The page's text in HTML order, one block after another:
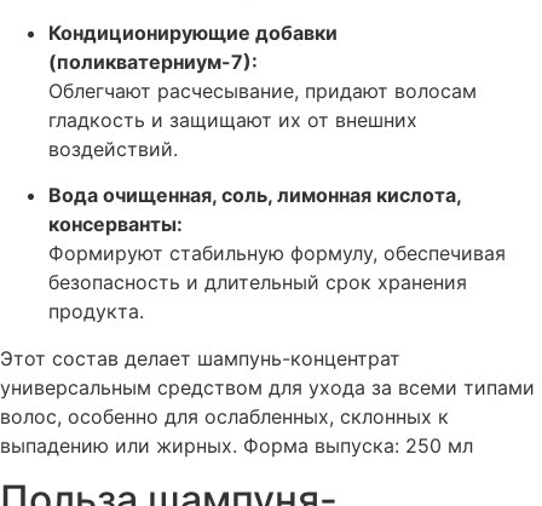
Кондиционирующие добавки
(поликватерниум-7):
Облегчают расчесывание, придают волосам
гладкость и защищают их от внешних
воздействий.
Вода очищенная, соль, лимонная кислота,
консерванты:
Формируют стабильную формулу, обеспечивая
безопасность и длительный срок хранения
продукта.
Этот состав делает шампунь-концентрат
универсальным средством для ухода за всеми типами
волос, особенно для ослабленных, склонных к
выпадению или жирных. Форма выпуска: 250 мл